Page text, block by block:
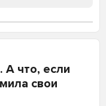
что, если
свои